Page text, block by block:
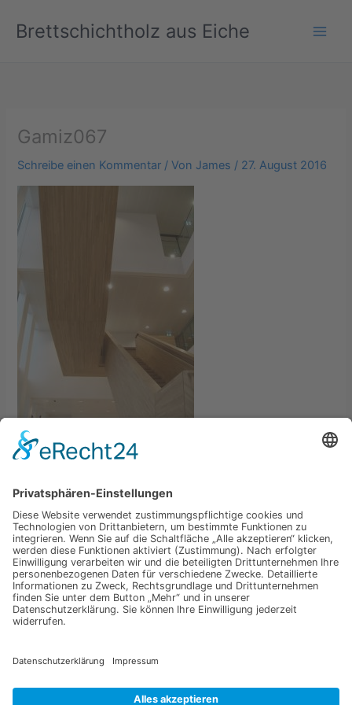
InhaltBrettschichtholz aus Eiche
Gamiz067
Schreibe einen Kommentar / Von James / 27. August 2016
Schreibe einen Kommentar
Du musstangemeldetsein, um einen Kommentar
abzugeben.